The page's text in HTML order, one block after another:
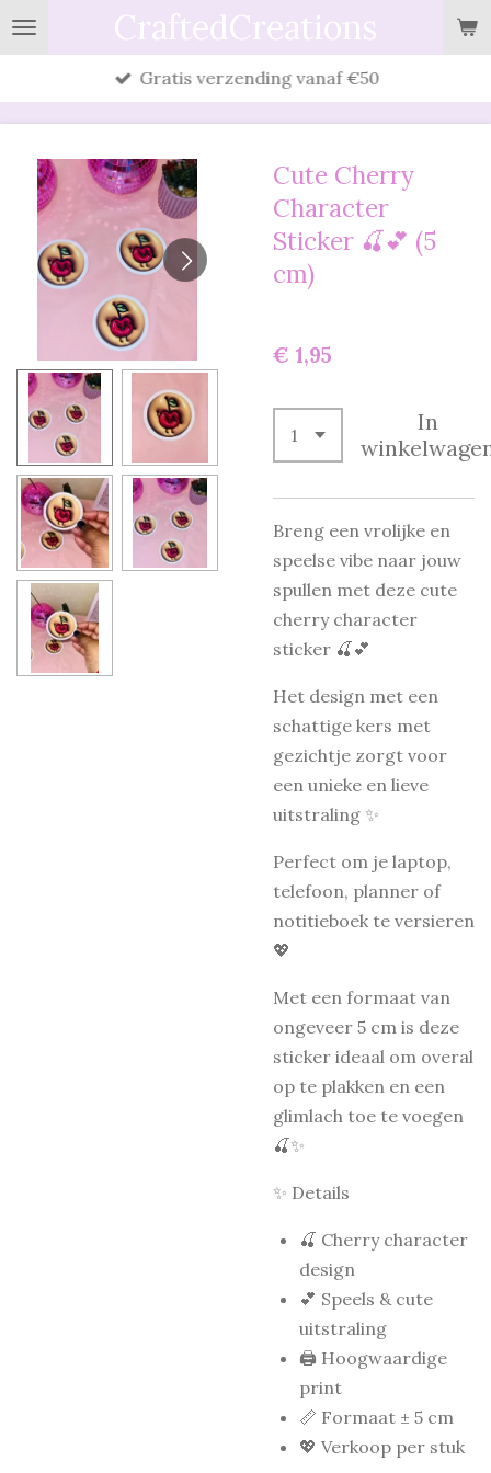
Ga
direct
CraftedCreations
Gratis verzending vanaf €50
Cute Cherry
Character
Sticker 🍒💕 (5
cm)
€ 1,95
In
Breng een vrolijke en
speelse vibe naar jouw
spullen met deze cute
cherry character
sticker 🍒💕
Het design met een
schattige kers met
gezichtje zorgt voor
een unieke en lieve
uitstraling ✨
Perfect om je laptop,
telefoon, planner of
notitieboek te versieren
💖
Met een formaat van
ongeveer 5 cm is deze
sticker ideaal om overal
op te plakken en een
glimlach toe te voegen
🍒✨
✨ Details
🍒 Cherry character
design
💕 Speels & cute
uitstraling
🖨️ Hoogwaardige
print
📏 Formaat ± 5 cm
💖 Verkoop per stuk